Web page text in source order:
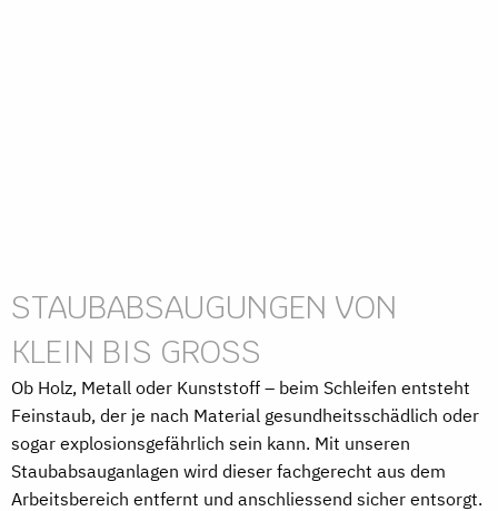
STAUBABSAUGUNGEN VON
KLEIN BIS GROSS
Ob Holz, Metall oder Kunststoff – beim Schleifen entsteht
Feinstaub, der je nach Material gesundheitsschädlich oder
sogar explosionsgefährlich sein kann. Mit unseren
Staubabsauganlagen wird dieser fachgerecht aus dem
Arbeitsbereich entfernt und anschliessend sicher entsorgt.